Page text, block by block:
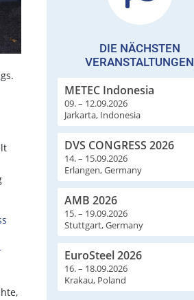
DIE NÄCHSTEN
VERANSTALTUNGEN
METEC Indonesia
09. – 12.09.2026
Jarkarta, Indonesia
DVS CONGRESS 2026
14. – 15.09.2026
Erlangen, Germany
AMB 2026
15. – 19.09.2026
Stuttgart, Germany
EuroSteel 2026
16. – 18.09.2026
Krakau, Poland